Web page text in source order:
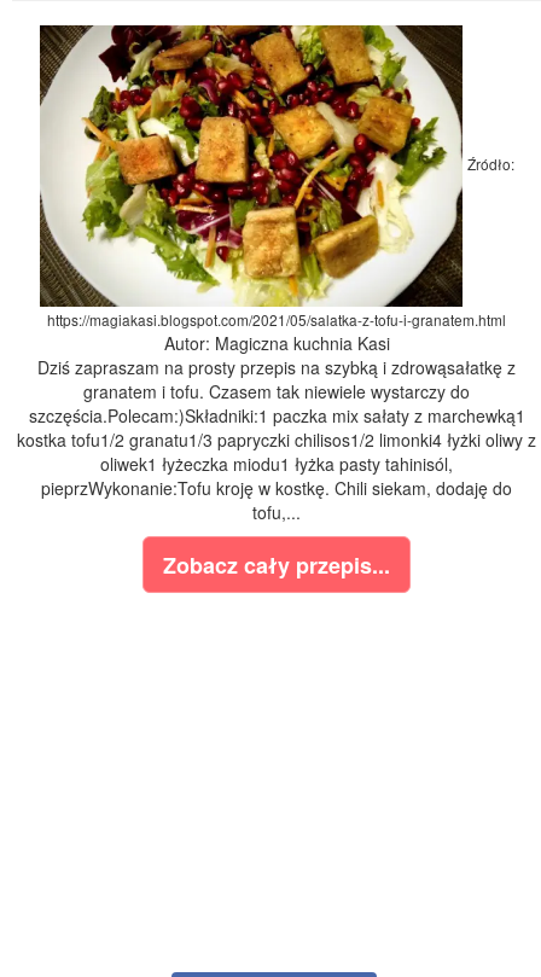
Źródło:
https://magiakasi.blogspot.com/2021/05/salatka-z-tofu-i-granatem.html
Autor: Magiczna kuchnia Kasi
Dziś zapraszam na prosty przepis na szybką i zdrowąsałatkę z
granatem i tofu. Czasem tak niewiele wystarczy do
szczęścia.Polecam:)Składniki:1 paczka mix sałaty z marchewką1
kostka tofu1/2 granatu1/3 papryczki chilisos1/2 limonki4 łyżki oliwy z
oliwek1 łyżeczka miodu1 łyżka pasty tahinisól,
pieprzWykonanie:Tofu kroję w kostkę. Chili siekam, dodaję do
tofu,...
Zobacz cały przepis...